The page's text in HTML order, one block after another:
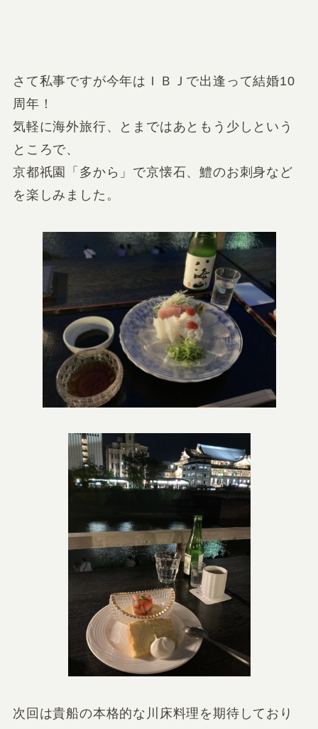
さて私事ですが今年はＩＢＪで出逢って結婚10
周年！
気軽に海外旅行、とまではあともう少しという
ところで、
京都祇園「多から」で京懐石、鱧のお刺身など
を楽しみました。
次回は貴船の本格的な川床料理を期待しており